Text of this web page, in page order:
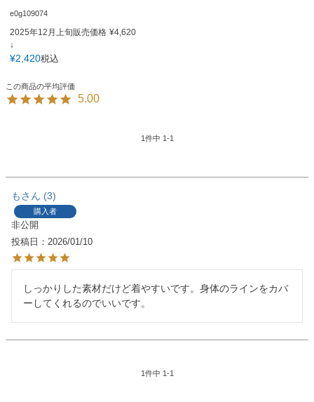
e0g109074
2025年12月上旬販売価格 ¥4,620
↓
¥2,420税込
5.00
1件中 1-1
も 3
購入者
非公開
投稿日
2026/01/10
しっかりした素材だけど着やすいです。身体のラインをカバ
ーしてくれるのでいいです。
1件中 1-1